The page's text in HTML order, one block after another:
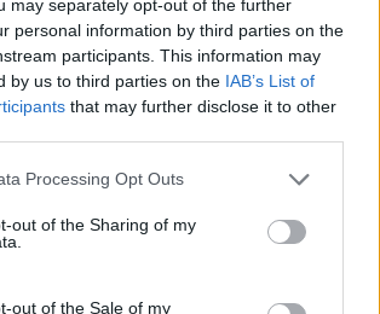
may separately opt-out of the further
personal information by third parties on the
participants. This information may
by us to third parties on the IAB’s List of
that may further disclose it to other
this website/app uses one or more Google
visit or usage behaviour. You may click to
to Google and its third-party tags to
below specified purposes in below Google
Processing Opt Outs
out of the Sharing of my
out of the Sale of my